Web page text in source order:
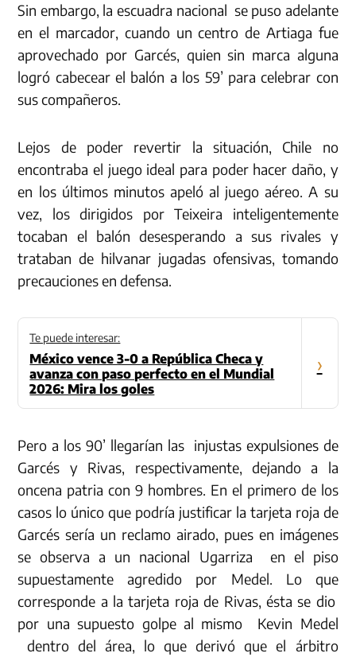
Sin embargo, la escuadra nacional se puso adelante
en el marcador, cuando un centro de Artiaga fue
aprovechado por Garcés, quien sin marca alguna
logró cabecear el balón a los 59’ para celebrar con
sus compañeros.
Lejos de poder revertir la situación, Chile no
encontraba el juego ideal para poder hacer daño, y
en los últimos minutos apeló al juego aéreo. A su
vez, los dirigidos por Teixeira inteligentemente
tocaban el balón desesperando a sus rivales y
trataban de hilvanar jugadas ofensivas, tomando
precauciones en defensa.
Te puede interesar:
México vence 3-0 a República Checa y
avanza con paso perfecto en el Mundial
2026: Mira los goles
›
Pero a los 90’ llegarían las injustas expulsiones de
Garcés y Rivas, respectivamente, dejando a la
oncena patria con 9 hombres. En el primero de los
casos lo único que podría justificar la tarjeta roja de
Garcés sería un reclamo airado, pues en imágenes
se observa a un nacional Ugarriza en el piso
supuestamente agredido por Medel. Lo que
corresponde a la tarjeta roja de Rivas, ésta se dio
por una supuesto golpe al mismo Kevin Medel
dentro del área, lo que derivó que el árbitro